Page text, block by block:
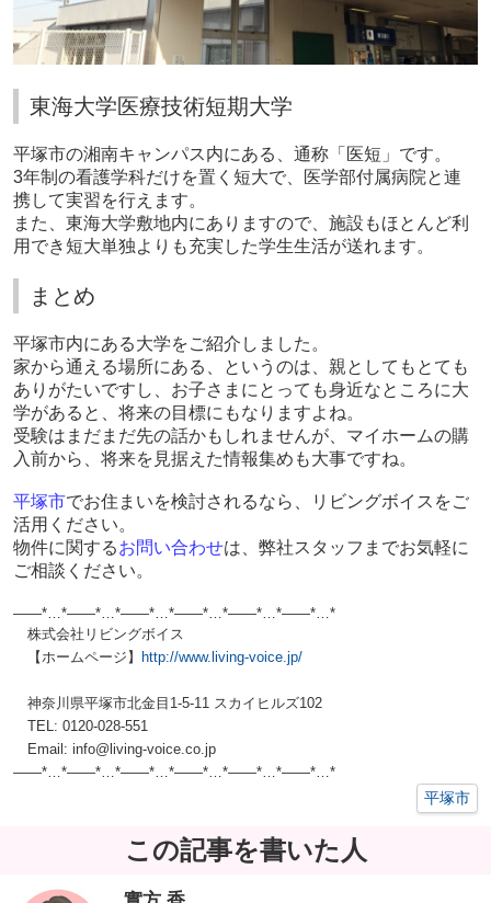
東海大学医療技術短期大学
平塚市の湘南キャンパス内にある、通称「医短」です。
3年制の看護学科だけを置く短大で、医学部付属病院と連
携して実習を行えます。
また、東海大学敷地内にありますので、施設もほとんど利
用でき短大単独よりも充実した学生生活が送れます。
まとめ
平塚市内にある大学をご紹介しました。
家から通える場所にある、というのは、親としてもとても
ありがたいですし、お子さまにとっても身近なところに大
学があると、将来の目標にもなりますよね。
受験はまだまだ先の話かもしれませんが、マイホームの購
入前から、将来を見据えた情報集めも大事ですね。
平塚市でお住まいを検討されるなら、リビングボイスをご
活用ください。
物件に関するお問い合わせは、弊社スタッフまでお気軽に
ご相談ください。
——*…*——*…*——*…*——*…*——*…*——*…*
株式会社リビングボイス
【ホームページ】 http://www.living-voice.jp/
神奈川県平塚市北金目1-5-11 スカイヒルズ102
TEL: 0120-028-551
Email: info@living-voice.co.jp
——*…*——*…*——*…*——*…*——*…*——*…*
平塚市
この記事を書いた人